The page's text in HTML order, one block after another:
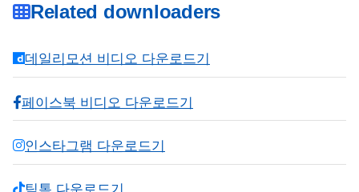
Related downloaders
데일리모션 비디오 다운로드기
페이스북 비디오 다운로드기
인스타그램 다운로드기